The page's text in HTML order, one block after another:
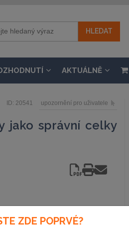
AKTUÁLNĚ
ID: 20541 upozornění pro uživatele
jako správní celky
ZDE POPRVÉ?